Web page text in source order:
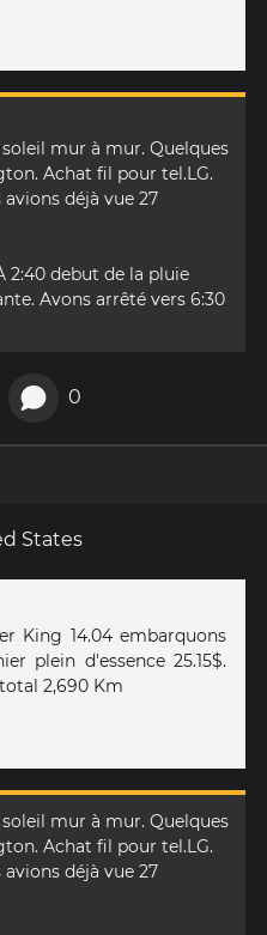
mur à mur. Quelques
Achat fil pour tel.LG.
déjà vue 27
2:40 debut de la pluie
Avons arrêté vers 6:30
0
States
King 14.04 embarquons
plein d'essence 25.15$.
2,690 Km
mur à mur. Quelques
Achat fil pour tel.LG.
déjà vue 27